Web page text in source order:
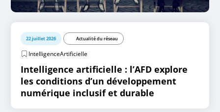
22 juillet 2026 Actualité du réseau
IntelligenceArtificielle
Intelligence artificielle : l’AFD explore
les conditions d’un développement
numérique inclusif et durable